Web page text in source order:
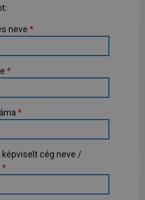
neve *
*
*
képviselt cég neve /
*